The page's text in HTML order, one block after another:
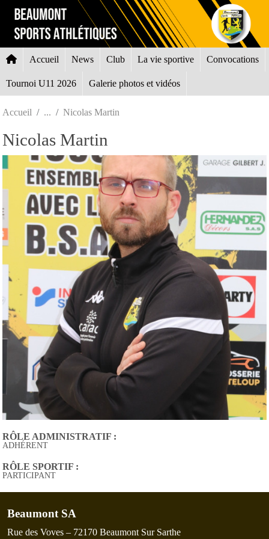
Accueil News Club La vie sportive Convocations
Tournoi U11 2026 Galerie photos et vidéos
Accueil Nicolas Martin
Nicolas Martin
RÔLE ADMINISTRATIF :
ADHÉRENT
RÔLE SPORTIF :
PARTICIPANT
Beaumont SA
Rue des Voves – 72170 Beaumont Sur Sarthe
Panneau de gestion des cookies